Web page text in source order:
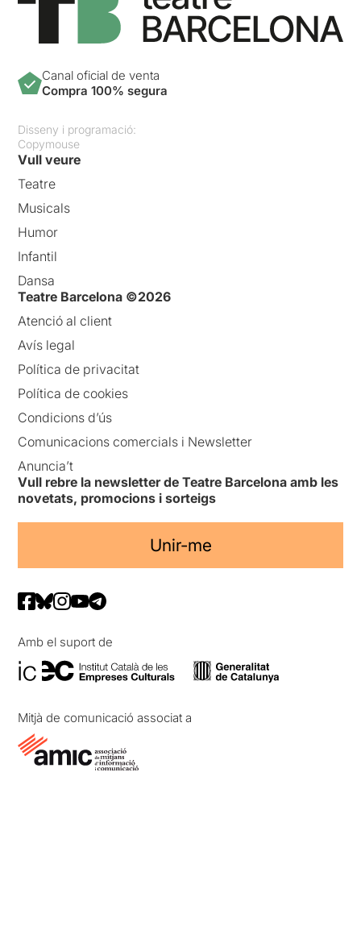
Canal oficial de venta
Compra 100% segura
Disseny i programació:
Copymouse
Vull veure
Teatre
Musicals
Humor
Infantil
Dansa
Teatre Barcelona ©2026
Atenció al client
Avís legal
Política de privacitat
Política de cookies
Condicions d’ús
Comunicacions comercials i Newsletter
Anuncia’t
Vull rebre la newsletter de Teatre Barcelona amb les
novetats, promocions i sorteigs
Unir-me
Amb el suport de
Mitjà de comunicació associat a